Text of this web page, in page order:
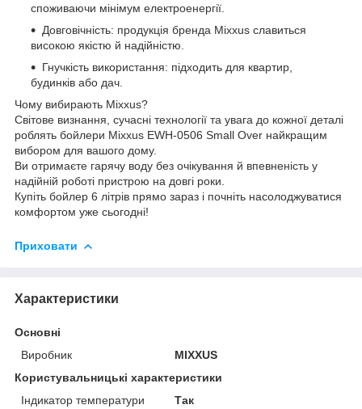
споживаючи мінімум електроенергії.
Довговічність: продукція бренда Mixxus славиться
високою якістю й надійністю.
Гнучкість використання: підходить для квартир,
будинків або дач.
Чому вибирають Mixxus?
Світове визнання, сучасні технології та увага до кожної деталі
роблять бойлери Mixxus EWH-0506 Small Over найкращим
вибором для вашого дому.
Ви отримаєте гарячу воду без очікування й впевненість у
надійній роботі пристрою на довгі роки.
Купіть бойлер 6 літрів прямо зараз і почніть насолоджуватися
комфортом уже сьогодні!
Приховати
Характеристики
Основні
Виробник
MIXXUS
Користувальницькі характеристики
Індикатор температури
Так